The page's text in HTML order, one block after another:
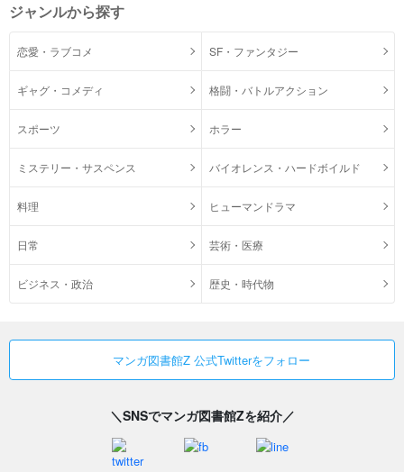
ジャンルから探す
恋愛・ラブコメ SF・ファンタジー
ギャグ・コメディ 格闘・バトルアクション
スポーツ ホラー
ミステリー・サスペンス バイオレンス・ハードボイルド
料理 ヒューマンドラマ
日常 芸術・医療
ビジネス・政治 歴史・時代物
マンガ図書館Z 公式Twitterをフォロー
＼SNSでマンガ図書館Zを紹介／